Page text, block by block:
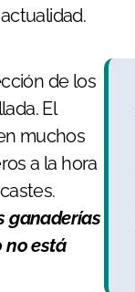
El
muchos
a la hora
ganaderías
no está